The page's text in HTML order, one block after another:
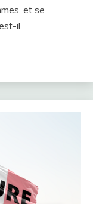
et se
il